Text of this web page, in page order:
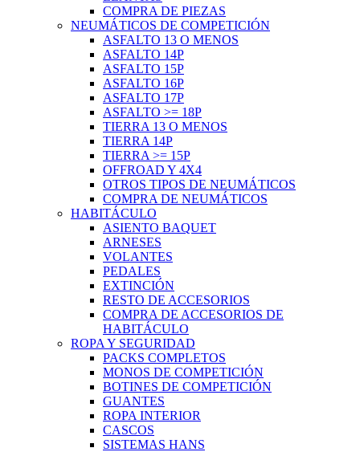
COMPRA DE PIEZAS
NEUMÁTICOS DE COMPETICIÓN
ASFALTO 13 O MENOS
ASFALTO 14P
ASFALTO 15P
ASFALTO 16P
ASFALTO 17P
ASFALTO >= 18P
TIERRA 13 O MENOS
TIERRA 14P
TIERRA >= 15P
OFFROAD Y 4X4
OTROS TIPOS DE NEUMÁTICOS
COMPRA DE NEUMÁTICOS
HABITÁCULO
ASIENTO BAQUET
ARNESES
VOLANTES
PEDALES
EXTINCIÓN
RESTO DE ACCESORIOS
COMPRA DE ACCESORIOS DE
HABITÁCULO
ROPA Y SEGURIDAD
PACKS COMPLETOS
MONOS DE COMPETICIÓN
BOTINES DE COMPETICIÓN
GUANTES
ROPA INTERIOR
CASCOS
SISTEMAS HANS